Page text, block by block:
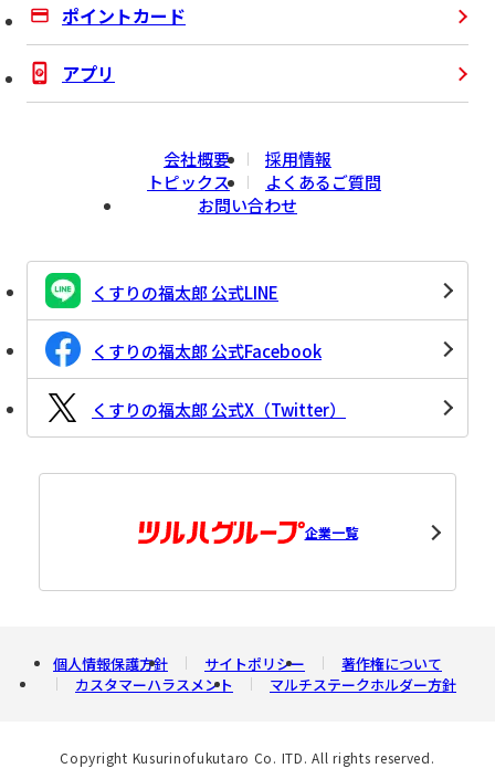
ポイントカード
アプリ
会社概要
採用情報
トピックス
よくあるご質問
お問い合わせ
くすりの福太郎 公式LINE
くすりの福太郎 公式Facebook
くすりの福太郎 公式X（Twitter）
企業一覧
個人情報保護方針 サイトポリシー
著作権について
カスタマーハラスメント
マルチステークホルダー方針
Copyright Kusurinofukutaro Co. ITD. All rights reserved.